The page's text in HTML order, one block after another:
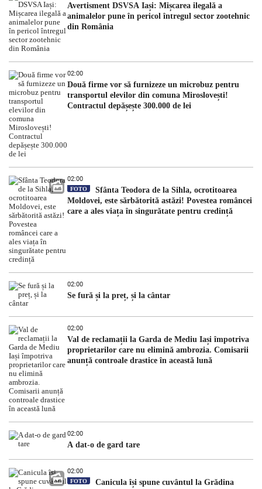
Avertisment DSVSA Iași: Mișcarea ilegală a
animalelor pune în pericol întregul sector zootehnic
din România
02:00
Două firme vor să furnizeze un microbuz pentru
transportul elevilor din comuna Miroslovești!
Contractul depășește 300.000 de lei
02:00
FOTO
Sfânta Teodora de la Sihla, ocrotitoarea
Moldovei, este sărbătorită astăzi! Povestea româncei
care a ales viața în singurătate pentru credință
02:00
Se fură și la preț, și la cântar
02:00
Val de reclamații la Garda de Mediu Iași împotriva
proprietarilor care nu elimină ambrozia. Comisarii
anunță controale drastice în această lună
02:00
A dat-o de gard tare
02:00
FOTO
Canicula își spune cuvântul la Grădina